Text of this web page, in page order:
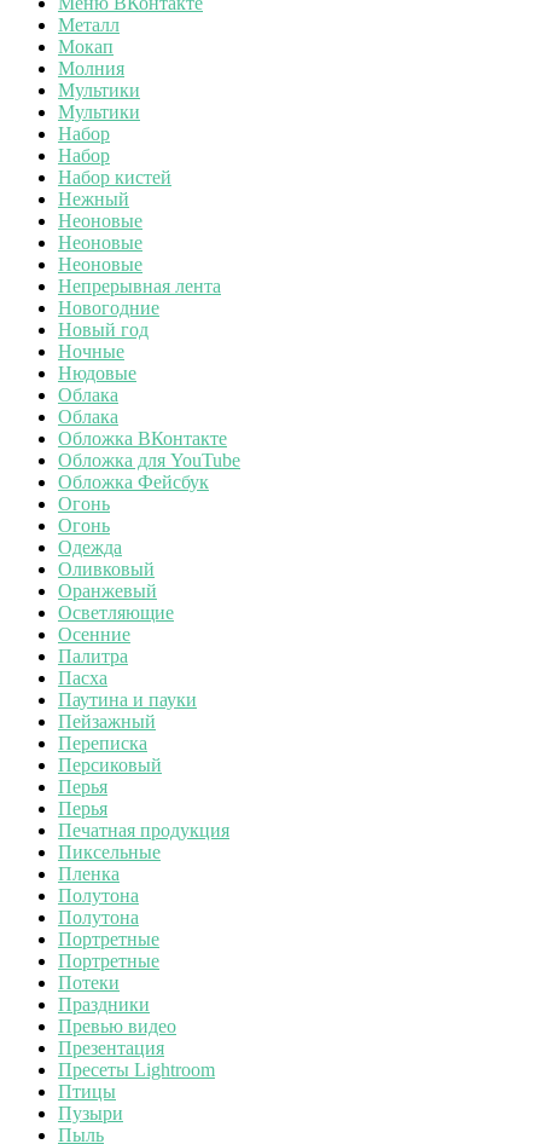
Металл
Мокап
Молния
Мультики
Мультики
Набор
Набор
Набор кистей
Нежный
Неоновые
Неоновые
Неоновые
Непрерывная лента
Новогодние
Новый год
Ночные
Нюдовые
Облака
Облака
Обложка ВКонтакте
Обложка для YouTube
Обложка Фейсбук
Огонь
Огонь
Одежда
Оливковый
Оранжевый
Осветляющие
Осенние
Палитра
Пасха
Паутина и пауки
Пейзажный
Переписка
Персиковый
Перья
Перья
Печатная продукция
Пиксельные
Пленка
Полутона
Полутона
Портретные
Портретные
Потеки
Праздники
Превью видео
Презентация
Пресеты Lightroom
Птицы
Пузыри
Пыль